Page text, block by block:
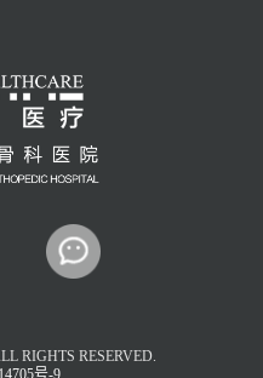
RIGHTS RESERVED.
号-9